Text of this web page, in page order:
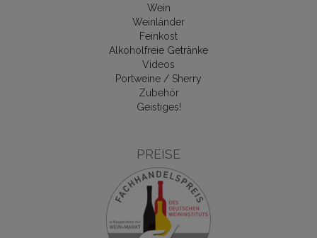
Wein
Weinländer
Feinkost
Alkoholfreie Getränke
Videos
Portweine / Sherry
Zubehör
Geistiges!
PREISE